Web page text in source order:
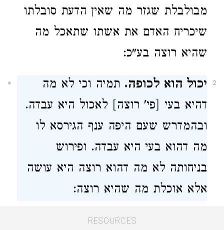
מבולבלת שגזר מה שאין הדעת סובלתו
שיכריח האדם את אשתו שתאכל מה
שהיא רוצה בע"כ:
2 יכול הוא לכופה. תמיה וכי לא מה
דהיא בעי [פי' רוצה] לאכול היא עבדה.
ובהמדרש שעם היפה ענף הגירסא לו
מה דהוא בעי היא עבדה. ופירוש
בניחותה לא מה דהוא רוצה היא עושה
אלא אוכלת מה שהיא רוצה:
שנעשה שחוק בעולם בנוהג כו'.
RESOURCES